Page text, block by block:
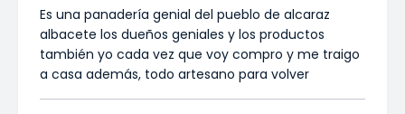
Es una panadería genial del pueblo de alcaraz
albacete los dueños geniales y los productos
también yo cada vez que voy compro y me traigo
a casa además, todo artesano para volver